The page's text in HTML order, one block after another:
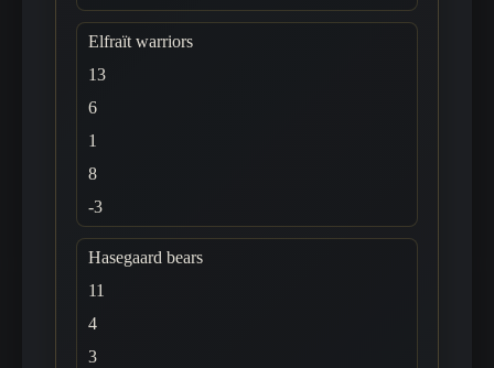
Elfraït warriors
13
6
1
8
-3
Hasegaard bears
11
4
3